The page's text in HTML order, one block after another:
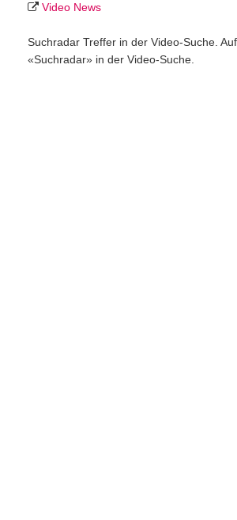
Video News
Suchradar Treffer in der Video-Suche.
«Suchradar» in der Video-Suche.